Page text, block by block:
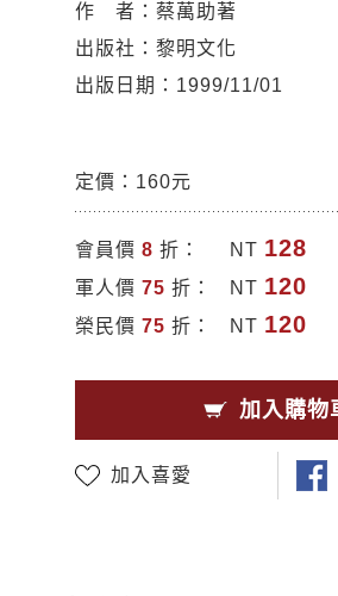
作 者：蔡萬助著
出版社：黎明文化
出版日期：1999/11/01
定價：160元
會員價 8 折： NT 128
軍人價 75 折： NT 120
榮民價 75 折： NT 120
加入購物
加入喜愛